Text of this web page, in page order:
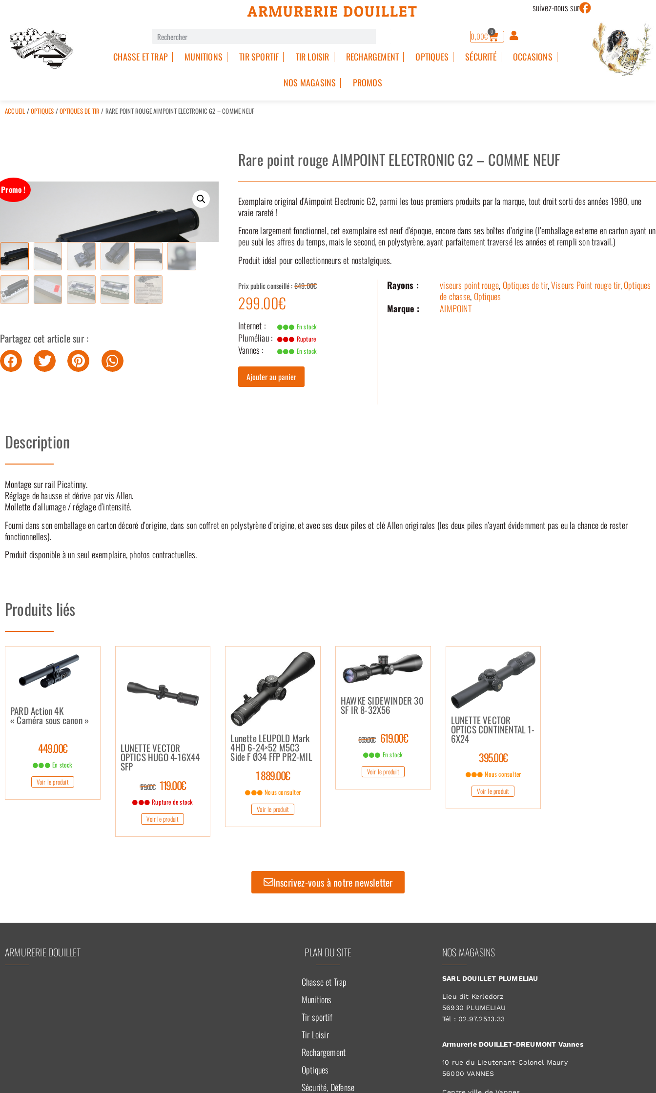
suivez-nous sur
ARMURERIE DOUILLET
0,00€ 0
CHASSE ET TRAP MUNITIONS TIR SPORTIF TIR LOISIR RECHARGEMENT OPTIQUES SÉCURITÉ OCCASIONS
NOS MAGASINS PROMOS
ACCUEIL /OPTIQUES /OPTIQUES DE TIR / RARE POINT ROUGE AIMPOINT ELECTRONIC G2 – COMME NEUF
Promo !
Partagez cet article sur :
Rare point rouge AIMPOINT ELECTRONIC G2 – COMME NEUF
Exemplaire original d’Aimpoint Electronic G2, parmi les tous premiers produits par la marque, tout droit sorti des années 1980, une
vraie rareté !
Encore largement fonctionnel, cet exemplaire est neuf d’époque, encore dans ses boîtes d’origine (l’emballage externe en carton ayant un
peu subi les affres du temps, mais le second, en polystyrène, ayant parfaitement traversé les années et rempli son travail.)
Produit idéal pour collectionneurs et nostalgiques.
Prix public conseillé :649.00€
299.00€
Internet : En stock
Pluméliau : Rupture
Vannes : En stock
Ajouter au panier
Rayons : viseurs point rouge, Optiques de tir,Viseurs Point rouge tir,Optiques
de chasse, Optiques
Marque :
AIMPOINT
Description
Montage sur rail Picatinny.
Réglage de hausse et dérive par vis Allen.
Mollette d’allumage / réglage d’intensité.
Fourni dans son emballage en carton décoré d’origine, dans son coffret en polystyrène d’origine, et avec ses deux piles et clé Allen originales (les deux piles n’ayant évidemment pas eu la chance de rester
fonctionnelles).
Produit disponible à un seul exemplaire, photos contractuelles.
Produits liés
PARD Action 4K
« Caméra sous canon »
449.00€
En stock
Voir le produit
LUNETTE VECTOR
OPTICS HUGO 4-16X44
SFP
179.00€ 119.00€
Rupture de stock
Voir le produit
Lunette LEUPOLD Mark
4HD 6-24×52 M5C3
Side F Ø34 FFP PR2-MIL
1 889.00€
Nous consulter
Voir le produit
HAWKE SIDEWINDER 30
SF IR 8-32X56
699.00€ 619.00€
En stock
Voir le produit
LUNETTE VECTOR
OPTICS CONTINENTAL 1-
6X24
395.00€
Nous consulter
Voir le produit
Inscrivez-vous à notre newsletter
ARMURERIE DOUILLET PLAN DU SITE
Chasse et Trap
Munitions
Tir sportif
Tir Loisir
Rechargement
Optiques
Sécurité, Défense
NOS MAGASINS
SARL DOUILLET PLUMELIAU
Lieu dit Kerledorz
56930 PLUMELIAU
Tél : 02.97.25.13.33
Armurerie DOUILLET-DREUMONT Vannes
10 rue du Lieutenant-Colonel Maury
56000 VANNES